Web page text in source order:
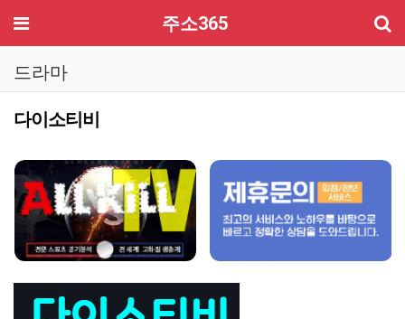
메뉴 주소365
드라마
다이소티비
컨텐츠 정보
본문